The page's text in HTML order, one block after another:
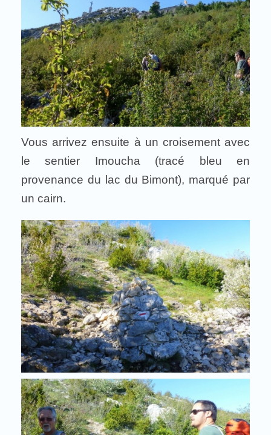
Vous arrivez ensuite à un croisement avec
le sentier Imoucha (tracé bleu en
provenance du lac du Bimont), marqué par
un cairn.